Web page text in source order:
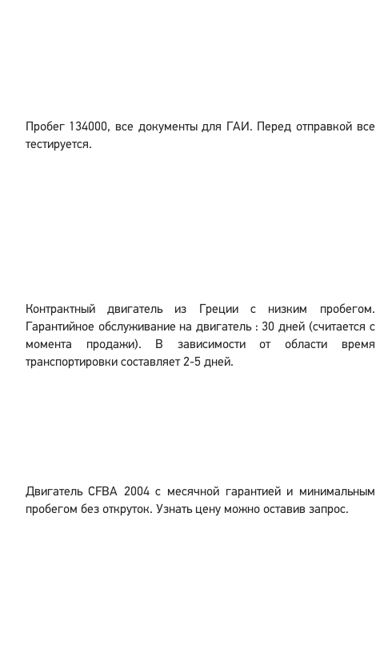
Пробег 134000, все документы для ГАИ. Перед отправкой все
тестируется.
Контрактный двигатель из Греции с низким пробегом.
Гарантийное обслуживание на двигатель : 30 дней (считается с
момента продажи). В зависимости от области время
транспортировки составляет 2-5 дней.
Двигатель CFBA 2004 с месячной гарантией и минимальным
пробегом без откруток. Узнать цену можно оставив запрос.